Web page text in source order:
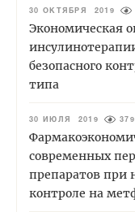
30 ОКТЯБРЯ 2019
Экономическая
безопасного
типа
30 ИЮЛЯ 2019
современных
препаратов при
контроле на